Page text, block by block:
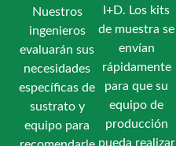
Nuestros
ingenieros
evaluarán sus
necesidades
específicas de
sustrato y
equipo para
I+D. Los kits
de muestra se
envían
rápidamente
para que su
equipo de
producción
pueda realizar